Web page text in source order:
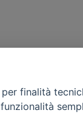
finalità